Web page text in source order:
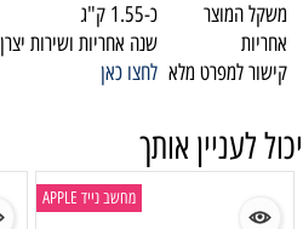
משקל המוצר
כ-1.55 ק"ג
אחריות
שנה אחריות ושירות יצרן
קישור למפרט מלא לחצו כאן
יכול לעניין אותך
מחשב נייד APPLE